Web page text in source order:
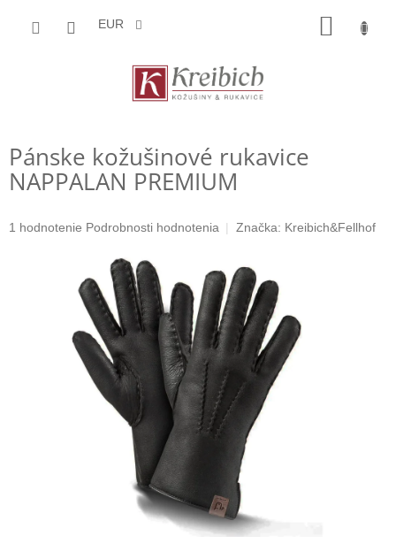
EUR
Pánske kožušinové rukavice
NAPPALAN PREMIUM
Priemerné
hviezdičiek.
1 hodnotenie Podrobnosti hodnotenia Značka: Kreibich&Fellhof